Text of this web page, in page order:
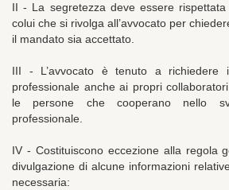
II - La segretezza deve essere
colui che si rivolga all’avvocato per
il mandato sia accettato.
III - L’avvocato è tenuto a richiedere
professionale anche ai propri
le persone che cooperano nello
professionale.
IV - Costituiscono eccezione alla regola
divulgazione di alcune informazioni
necessaria: